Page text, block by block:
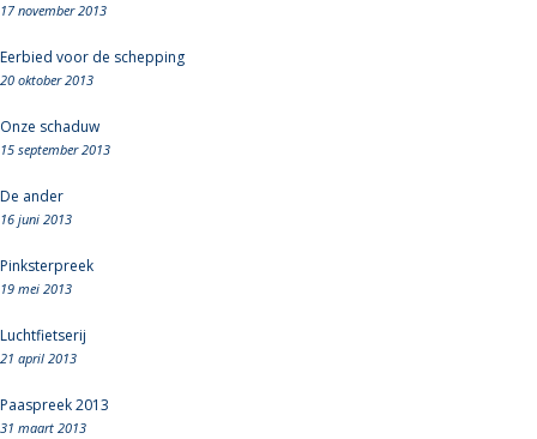
17 november 2013
Eerbied voor de schepping
20 oktober 2013
Onze schaduw
15 september 2013
De ander
16 juni 2013
Pinksterpreek
19 mei 2013
Luchtfietserij
21 april 2013
Paaspreek 2013
31 maart 2013